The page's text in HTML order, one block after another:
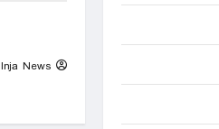
Inja News